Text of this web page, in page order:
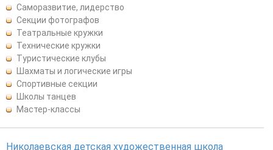
Саморазвитие, лидерство
Секции фотографов
Театральные кружки
Технические кружки
Туристические клубы
Шахматы и логические игры
Спортивные секции
Школы танцев
Мастер-классы
Николаевская детская художественная школа